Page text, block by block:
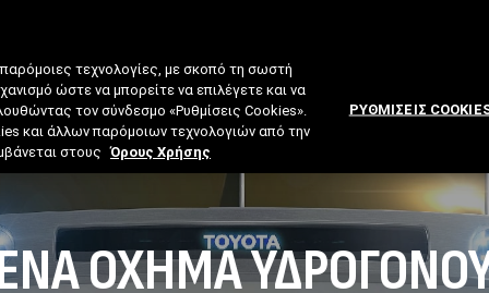
ΌΧΗΜΑ
τεχνολογίες, με σκοπό τη σωστή
ώστε να μπορείτε να επιλέγετε και να
τον σύνδεσμο «Ρυθμίσεις Cookies».
και άλλων παρόμοιων τεχνολογιών από την
στους Όρους Χρήσης
ΡΥΘΜΙΣΕΙΣ